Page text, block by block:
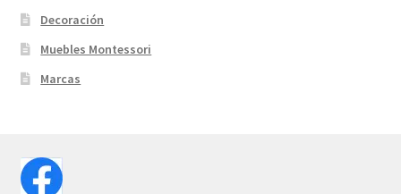
Decoración
Muebles Montessori
Marcas